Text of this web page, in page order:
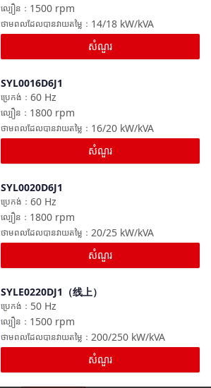
1500 rpm
ល្បឿន ：
14/18 kW/kVA
ថាមពលដែលបានវាយតម្លៃ ：
សំណួរ
SYL0016D6J1
60 Hz
ប្រេកង់ ：
1800 rpm
ល្បឿន ：
16/20 kW/kVA
ថាមពលដែលបានវាយតម្លៃ ：
សំណួរ
SYL0020D6J1
60 Hz
ប្រេកង់ ：
1800 rpm
ល្បឿន ：
20/25 kW/kVA
ថាមពលដែលបានវាយតម្លៃ ：
សំណួរ
SYLE0220DJ1（线上）
50 Hz
ប្រេកង់ ：
1500 rpm
ល្បឿន ：
200/250 kW/kVA
ថាមពលដែលបានវាយតម្លៃ ：
សំណួរ